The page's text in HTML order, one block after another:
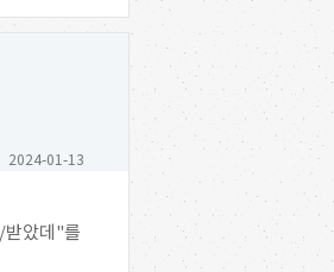
2024-01-13
받았데"를